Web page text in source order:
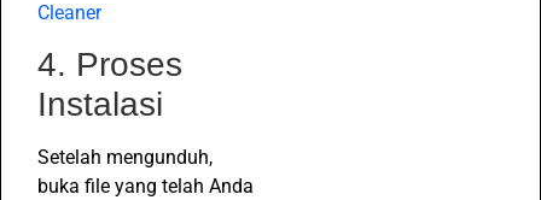
Cleaner
4. Proses
Instalasi
Setelah mengunduh,
buka file yang telah Anda